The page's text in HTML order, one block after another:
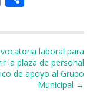
l
p
ar
laboral para
la plaza de personal
de apoyo al Grupo
Municipal →